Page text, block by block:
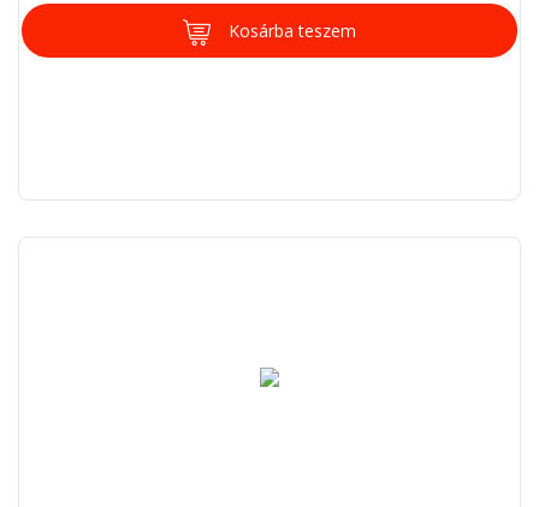
Kosárba teszem